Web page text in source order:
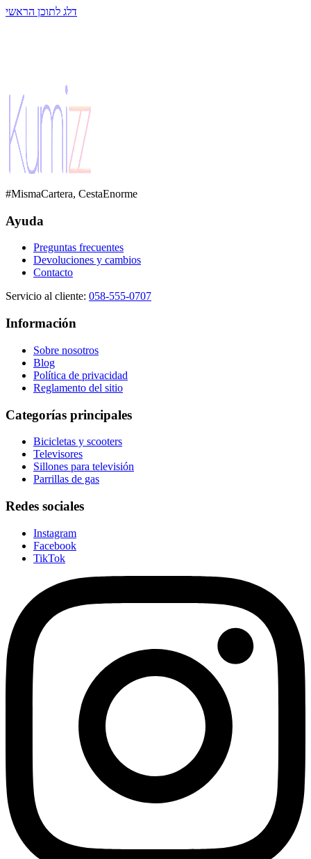
דלג לתוכן הראשי
#MismaCartera, CestaEnorme
Ayuda
Preguntas frecuentes
Devoluciones y cambios
Contacto
Servicio al cliente: 058-555-0707
Información
Sobre nosotros
Blog
Política de privacidad
Reglamento del sitio
Categorías principales
Bicicletas y scooters
Televisores
Sillones para televisión
Parrillas de gas
Redes sociales
Instagram
Facebook
TikTok